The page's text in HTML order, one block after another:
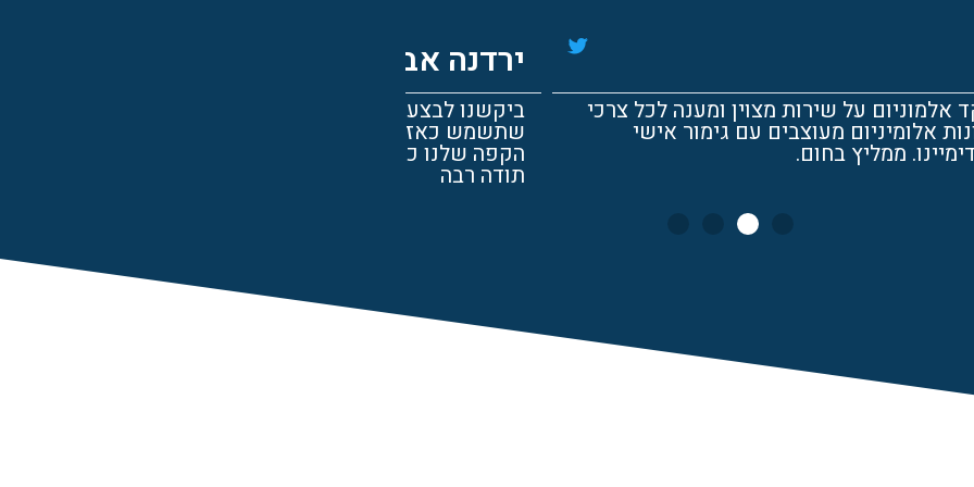
אביב
לבצע משקד אלמיניום מרפסת לבית הקפה הפרטי שלנו
עישון והצוות ביצע זאת על הצד הטוב ביותר. בית
כיום גם מושך יותר תשומת לב בזכות המרפסת החדשה.